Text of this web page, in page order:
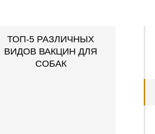
ТОП-5 РАЗЛИЧНЫХ
ВИДОВ ВАКЦИН ДЛЯ
СОБАК